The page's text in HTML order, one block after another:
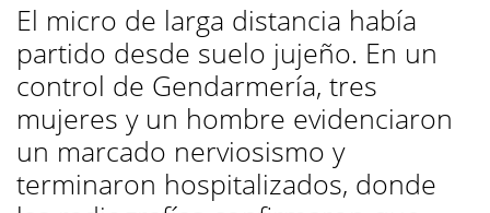
El micro de larga distancia había
partido desde suelo jujeño. En un
control de Gendarmería, tres
mujeres y un hombre evidenciaron
un marcado nerviosismo y
terminaron hospitalizados, donde